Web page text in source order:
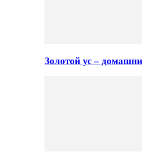
Золотой ус –